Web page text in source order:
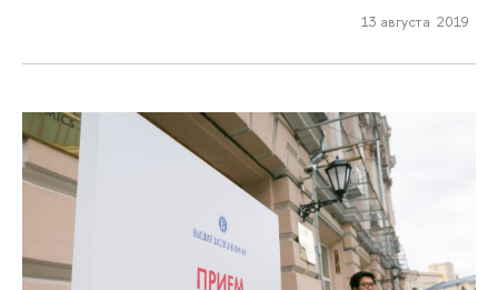
13 августа 2019